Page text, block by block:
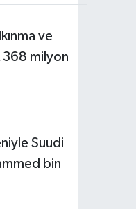
ve
368 milyon
Suudi
bin